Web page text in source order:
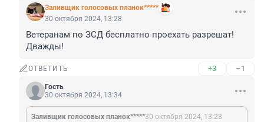
Заливщик голосовых планок*****
30 октября 2024, 13:28
Ветеранам по ЗСД бесплатно проехать разрешат!
Дважды!
ОТВЕТИТЬ +3 –1
Гость
30 октября 2024, 13:34
Заливщик голосовых планок*****30 октября 2024, 13:28